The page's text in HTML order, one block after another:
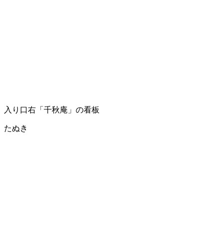
入り口右「千秋庵」の看板
たぬき